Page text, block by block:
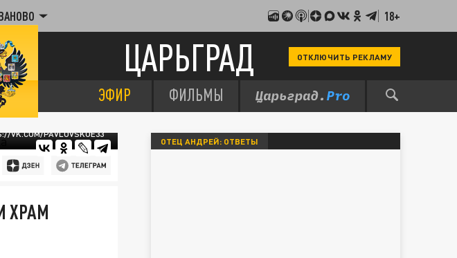
18+
ЦАРЬГРАД ОТКЛЮЧИТЬ РЕКЛАМУ
ЭФИР ФИЛЬМЫ
PAVLOVSKOE33
ХРАМ
ОТЕЦ АНДРЕЙ: ОТВЕТЫ